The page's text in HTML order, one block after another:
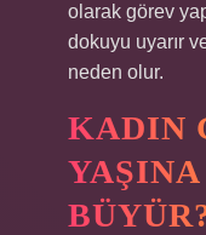
olarak görev
dokuyu uyarır
neden olur.
KADIN